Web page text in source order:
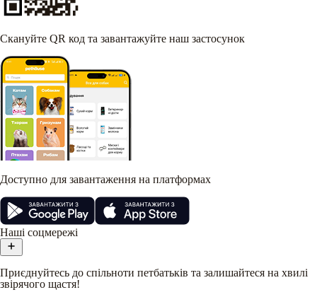
Скануйте QR код та завантажуйте наш застосунок
Доступно для завантаження на платформах
Наші соцмережі
Приєднуйтесь до спільноти петбатьків та залишайтеся на хвилі
звірячого щастя!